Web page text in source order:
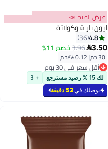
عرض الميجا 📣
ليون بار شوكولاتة
4.8
36
3.50
3.96خصم 11%
30 جم |
أقل سعر في 30 يوم
أقل سعر في 30 يوملك 15 % رصيد مسترجع + 3
يوصلك في53 دقيقة